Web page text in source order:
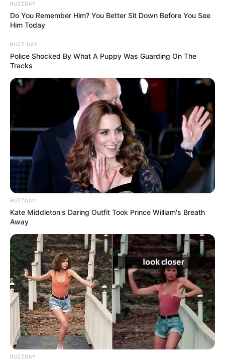
BUZZDAY
Do You Remember Him? You Better Sit Down Before You See
Him Today
BUZZ DAY
Police Shocked By What A Puppy Was Guarding On The
Tracks
BUZZDAY
Kate Middleton's Daring Outfit Took Prince William's Breath
Away
BUZZDAY